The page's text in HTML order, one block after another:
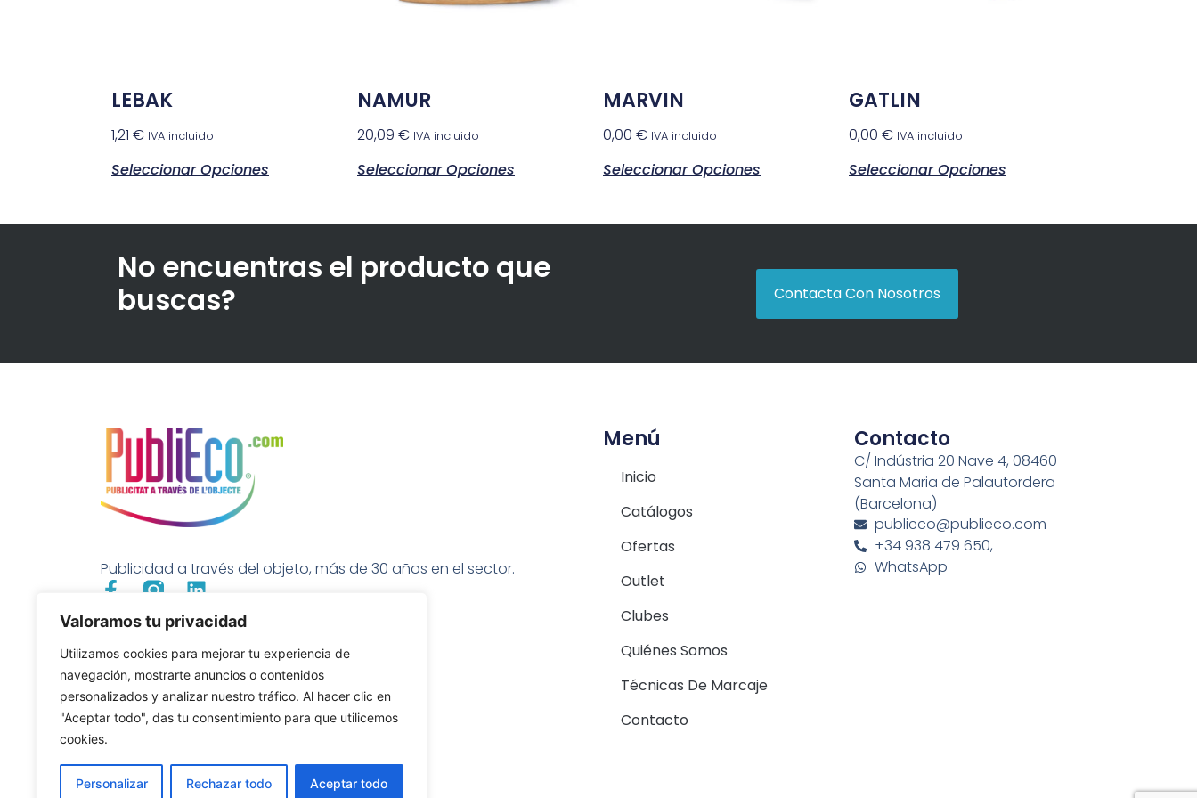
Valoramos tu privacidad
Utilizamos cookies para mejorar tu experiencia de
navegación, mostrarte anuncios o contenidos
personalizados y analizar nuestro tráfico. Al hacer clic en
"Aceptar todo", das tu consentimiento para que utilicemos
cookies.
Personalizar Rechazar todo Aceptar todo
LEBAK
1,21 € IVA incluido
Seleccionar Opciones
NAMUR
20,09 € IVA incluido
Seleccionar Opciones
MARVIN
0,00 € IVA incluido
Seleccionar Opciones
GATLIN
0,00 € IVA incluido
Seleccionar Opciones
No encuentras el producto que
buscas?
Contacta Con Nosotros
Publicidad a través del objeto, más de 30 años en el sector.
Menú
Inicio
Catálogos
Ofertas
Outlet
Clubes
Quiénes Somos
Técnicas De Marcaje
Contacto
Contacto
C/ Indústria 20 Nave 4, 08460
Santa Maria de Palautordera
(Barcelona)
publieco@publieco.com
+34 938 479 650,
WhatsApp